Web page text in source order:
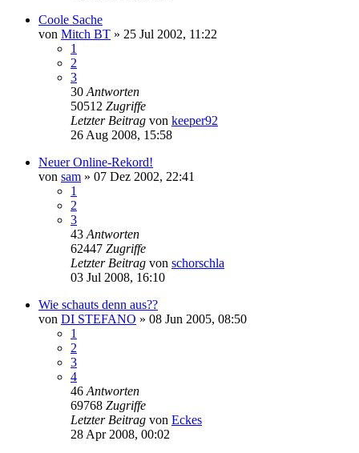
Coole Sache
von Mitch BT » 25 Jul 2002, 11:22
1
2
3
30 Antworten
50512 Zugriffe
Letzter Beitrag von keeper92
26 Aug 2008, 15:58
Neuer Online-Rekord!
von sam » 07 Dez 2002, 22:41
1
2
3
43 Antworten
62447 Zugriffe
Letzter Beitrag von schorschla
03 Jul 2008, 16:10
Wie schauts denn aus??
von DI STEFANO » 08 Jun 2005, 08:50
1
2
3
4
46 Antworten
69768 Zugriffe
Letzter Beitrag von Eckes
28 Apr 2008, 00:02